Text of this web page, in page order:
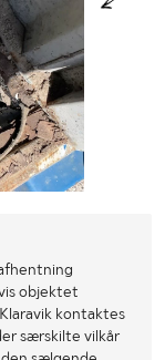
objektet
kontaktes
særskilte vilkår